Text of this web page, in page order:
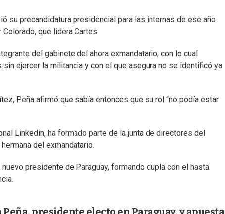
su precandidatura presidencial para las internas de ese año
que lidera Cartes.
del gabinete del ahora exmandatario, con lo cual
ejercer la militancia y con el que asegura no se identificó ya
Peña afirmó que sabía entonces que su rol “no podía estar
Linkedin, ha formado parte de la junta de directores del
del exmandatario.
presidente de Paraguay, formando dupla con el hasta
presidente electo en Paraguay, y apuesta